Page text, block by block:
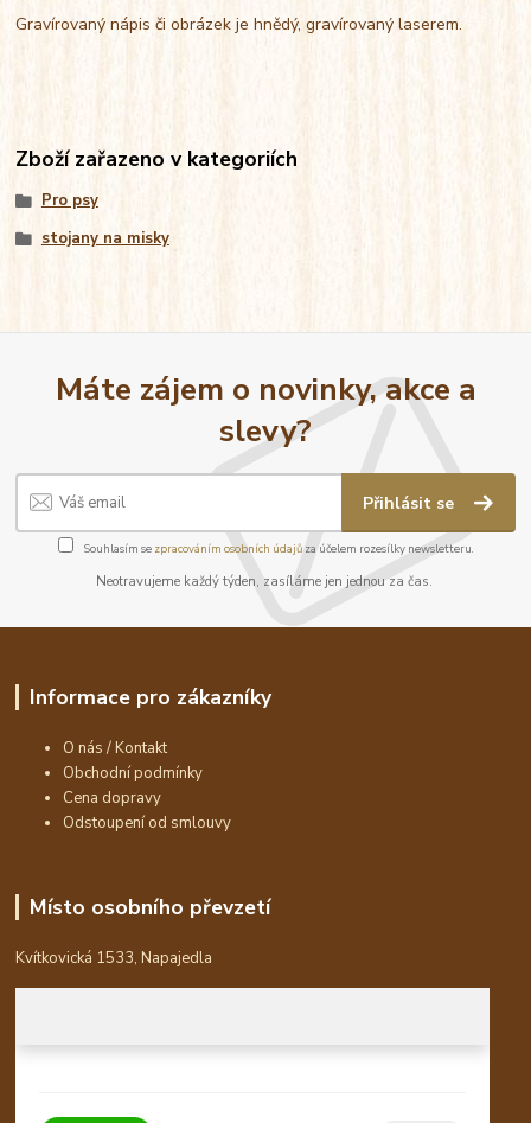
Gravírovaný nápis či obrázek je hnědý, gravírovaný laserem.
Zboží zařazeno v kategoriích
Pro psy
stojany na misky
Máte zájem o novinky, akce a
slevy?
Přihlásit se
Souhlasím se zpracováním osobních údajůza účelem rozesílky newsletteru.
Neotravujeme každý týden, zasíláme jen jednou za čas.
Informace pro zákazníky
O nás / Kontakt
Obchodní podmínky
Cena dopravy
Odstoupení od smlouvy
Místo osobního převzetí
Kvítkovická 1533, Napajedla